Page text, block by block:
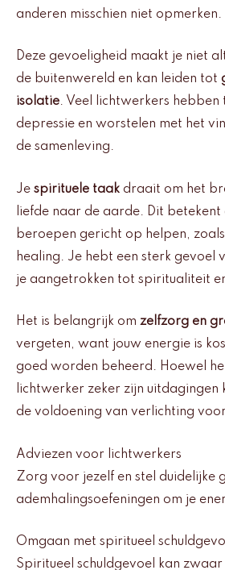
anderen misschien niet opmerken.
Deze gevoeligheid maakt je niet
de buitenwereld en kan leiden tot
isolatie. Veel lichtwerkers hebben
depressie en worstelen met het
de samenleving.
Je spirituele taak draait om het
liefde naar de aarde. Dit
beroepen gericht op helpen,
healing. Je hebt een sterk gevoel
je aangetrokken tot spiritualiteit
Het is belangrijk om zelfzorg en
vergeten, want jouw energie is
goed worden beheerd. Hoewel
lichtwerker zeker zijn uitdagingen
de voldoening van verlichting
Adviezen voor lichtwerkers
Zorg voor jezelf en stel duidelijke
ademhalingsoefeningen om je
Omgaan met spiritueel
Spiritueel schuldgevoel kan